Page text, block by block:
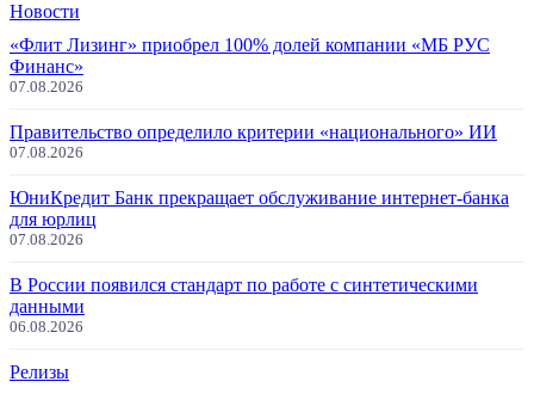
Новости
«Флит Лизинг» приобрел 100% долей компании «МБ РУС
Финанс»
07.08.2026
Правительство определило критерии «национального» ИИ
07.08.2026
ЮниКредит Банк прекращает обслуживание интернет-банка
для юрлиц
07.08.2026
В России появился стандарт по работе с синтетическими
данными
06.08.2026
Релизы